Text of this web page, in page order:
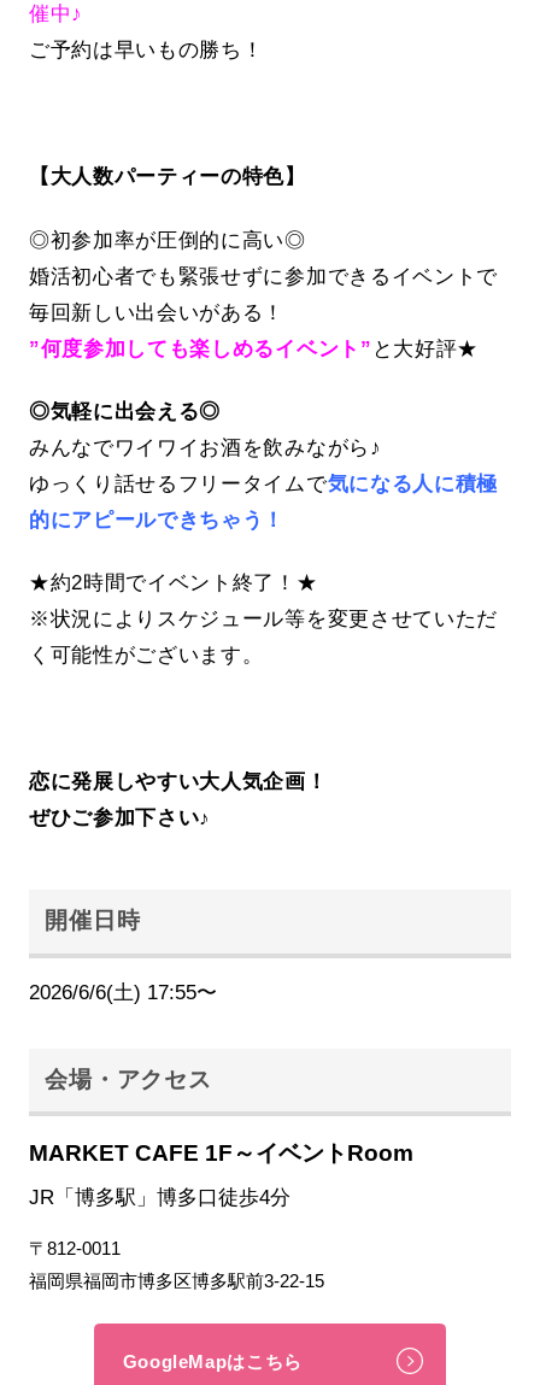
催中♪
ご予約は早いもの勝ち！
【大人数パーティーの特色】
◎初参加率が圧倒的に高い◎
婚活初心者でも緊張せずに参加できるイベントで
毎回新しい出会いがある！
”何度参加しても楽しめるイベント” と大好評★
◎気軽に出会える◎
みんなでワイワイお酒を飲みながら♪
ゆっくり話せるフリータイムで気になる人に積極
的にアピールできちゃう！
★約2時間でイベント終了！★
※状況によりスケジュール等を変更させていただ
く可能性がございます。
恋に発展しやすい大人気企画！
ぜひご参加下さい♪
開催日時
2026/6/6(土) 17:55〜
会場・アクセス
MARKET CAFE 1F～イベントRoom
JR「博多駅」博多口徒歩4分
〒812-0011
福岡県福岡市博多区博多駅前3-22-15
GoogleMapはこちら